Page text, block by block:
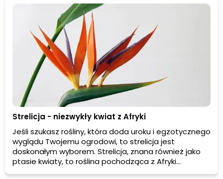
Strelicja - niezwykły kwiat z Afryki
Jeśli szukasz rośliny, która doda uroku i egzotycznego
wyglądu Twojemu ogrodowi, to strelicja jest
doskonałym wyborem. Strelicja, znana również jako
ptasie kwiaty, to roślina pochodząca z Afryki
Południowej. Jej duże i kolorowe kwiaty przyciągają